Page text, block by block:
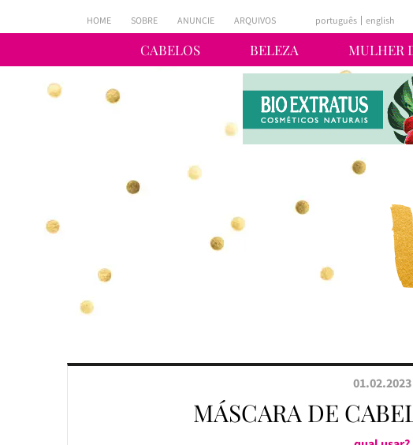
CABELOS BELEZA MULHER
HOME SOBRE ANUNCIE ARQUIVOS português english
01.02.2023
MÁSCARA DE